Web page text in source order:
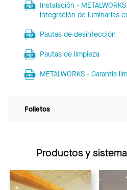
Instalación -
integración de luminarias
Pautas de desinfección
Pautas de limpieza
METALWORKS - Garantía
Folletos
Productos y